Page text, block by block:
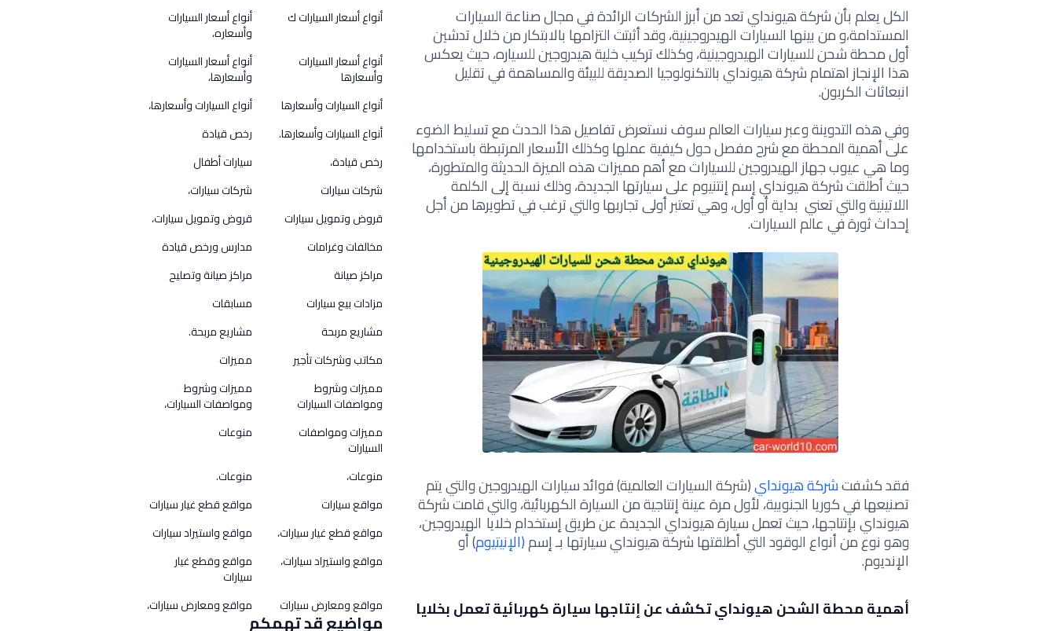
الكل يعلم بأن شركة هيونداي تعد من أبرز الشركات الرائدة في مجال صناعة السيارات
المستدامة،و من بينها السيارات الهيدروجينية، وقد أثبتت التزامها بالابتكار من خلال تدشين
أول محطة شحن للسيارات الهيدروجينية، وكذلك تركيب خلية هيدروجين للسياره، حيث يعكس
هذا الإنجاز اهتمام شركة هيونداي بالتكنولوجيا الصديقة للبيئة والمساهمة في تقليل
انبعاثات الكربون.
وفي هذه التدوينة وعبر سيارات العالم سوف نستعرض تفاصيل هذا الحدث مع تسليط الضوء
على أهمية المحطة مع شرح مفصل حول كيفية عملها وكذلك الأسعار المرتبطة باستخدامها
وما هي عيوب جهاز الهيدروجين للسيارات مع أهم مميزات هذه الميزة الحديثة والمتطورة،
حيث أطلقت شركة هيونداي إسم إنتنيوم على سيارتها الجديدة، وذلك نسبة إلى الكلمة
اللاتينية والتي تعني بداية أو أول، وهي تعتبر أولى تجاربها والتي ترغب في تطويرها من أجل
إحداث ثورة في عالم السيارات.
فقد كشفتشركة هيونداي(شركة السيارات العالمية) فوائد سيارات الهيدروجين والتي يتم
تصنيعها في كوريا الجنوبية، لأول مرة عينة إنتاجية من السيارة الكهربائية، والتي قامت شركة
هيونداي بإنتاجها، حيث تعمل سيارة هيونداي الجديدة عن طريق إستخدام خلايا الهيدروجين،
وهو نوع من أنواع الوقود التي أطلقتها شركة هيونداي سيارتها بـ إسم(الإنيتيوم) أو
الإنديوم.
أهمية محطة الشحن هيونداي تكشف عن إنتاجها سيارة كهربائية تعمل بخلايا
أنواع أسعار السيارات ك
أنواع أسعار السيارات
وأسعاره،
أنواع أسعار السيارات
وأسعارها
أنواع أسعار السيارات
وأسعارها،
أنواع السيارات وأسعارها
أنواع السيارات وأسعارها،
أنواع السيارات وأسعارها.
رخص قيادة
رخص قيادة،
سيارات أطفال
شركات سيارات
شركات سيارات،
قروض وتمويل سيارات
قروض وتمويل سيارات،
مخالفات وغرامات
مدارس ورخص قيادة
مراكز صيانة
مراكز صيانة وتصليح
مزادات بيع سيارات
مسابقات
مشاريع مربحة
مشاريع مربحة.
مكاتب وشركات تأجير
مميزات
مميزات وشروط
ومواصفات السيارات
مميزات وشروط
ومواصفات السيارات،
مميزات ومواصفات
السيارات
منوعات
منوعات،
منوعات.
مواقع سيارات
مواقع قطع غيار سيارات
مواقع قطع غيار سيارات،
مواقع واستيراد سيارات
مواقع واستيراد سيارات،
مواقع وقطع غيار
سيارات
مواقع ومعارض سيارات
مواقع ومعارض سيارات،
مواضيع قد تهمكم